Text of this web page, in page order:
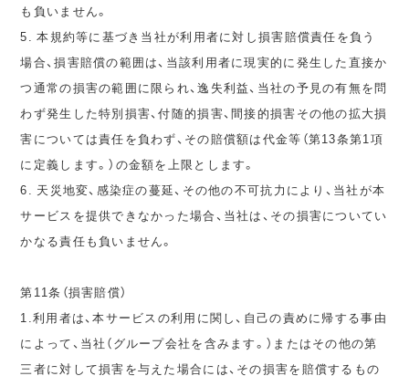
も負いません。
5. 本規約等に基づき当社が利用者に対し損害賠償責任を負う
場合、損害賠償の範囲は、当該利用者に現実的に発生した直接か
つ通常の損害の範囲に限られ、逸失利益、当社の予見の有無を問
わず発生した特別損害、付随的損害、間接的損害その他の拡大損
害については責任を負わず、その賠償額は代金等（第13条第1項
に定義します。）の金額を上限とします。
6. 天災地変、感染症の蔓延、その他の不可抗力により、当社が本
サービスを提供できなかった場合、当社は、その損害についてい
かなる責任も負いません。
第11条（損害賠償）
1.利用者は、本サービスの利用に関し、自己の責めに帰する事由
によって、当社（グループ会社を含みます。）またはその他の第
三者に対して損害を与えた場合には、その損害を賠償するもの